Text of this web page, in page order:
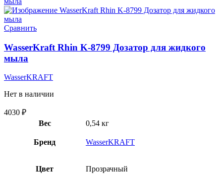
Сравнить
WasserKraft Rhin K-8799 Дозатор для жидкого
мыла
WasserKRAFT
Нет в наличии
4030 ₽
Вес
0,54 кг
Бренд WasserKRAFT
Цвет Прозрачный